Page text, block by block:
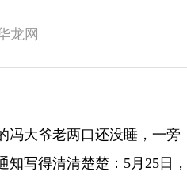
龙网
冯大爷老两口还没睡，一
写得清清楚楚：5月25日